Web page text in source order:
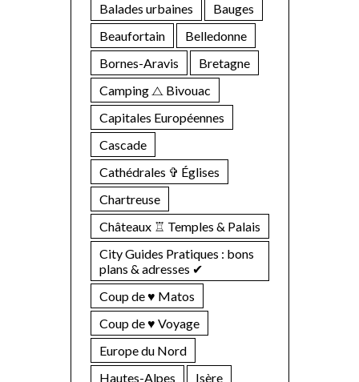
Balades urbaines
Bauges
Beaufortain
Belledonne
Bornes-Aravis
Bretagne
Camping ⧍ Bivouac
Capitales Européennes
Cascade
Cathédrales ✞ Églises
Chartreuse
Châteaux ♖ Temples & Palais
City Guides Pratiques : bons
plans & adresses ✔︎
Coup de ♥ Matos
Coup de ♥ Voyage
Europe du Nord
Hautes-Alpes
Isère